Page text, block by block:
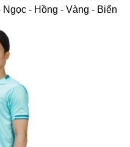
- Hồng - Vàng - Biển